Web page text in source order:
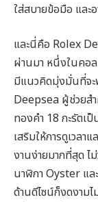
ใส่สบายข้อมือ และ
และนี่คือ Rolex
ผ่านมา หนึ่งในคอ
มีแนวคิดมุ่งมั่นที่จะ
Deepsea ผู้ช่วยส
ทองคำ 18 กะรัตเ
เสริมให้การดูเวลา
งานง่ายมากที่สุด ไ
นาฬิกา Oyster แ
ด้านดีไซน์ก็งดงาม